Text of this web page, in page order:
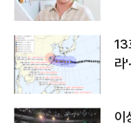
13
라
이